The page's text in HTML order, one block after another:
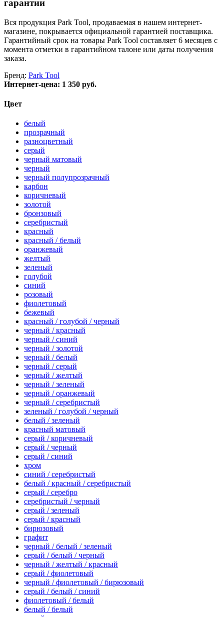
гарантии
Вся продукция Park Tool, продаваемая в нашем интернет-
магазине, покрывается официальной гарантией поставщика.
Гарантийный срок на товары Park Tool составляет 6 месяцев с
момента отметки в гарантийном талоне или даты получения
заказа.
Бренд: Park Tool
Интернет-цена: 1 350 руб.
Цвет
белый
прозрачный
разноцветный
серый
черный матовый
черный
черный полупрозрачный
карбон
коричневый
золотой
бронзовый
серебристый
красный
красный / белый
оранжевый
желтый
зеленый
голубой
синий
розовый
фиолетовый
бежевый
красный / голубой / черный
черный / красный
черный / синий
черный / золотой
черный / белый
черный / серый
черный / желтый
черный / зеленый
черный / оранжевый
черный / серебристый
зеленый / голубой / черный
белый / зеленый
красный матовый
серый / коричневый
серый / черный
серый / синий
хром
синий / серебристый
белый / красный / серебристый
серый / серебро
серебристый / черный
серый / зеленый
серый / красный
бирюзовый
графит
черный / белый / зеленый
серый / белый / черный
черный / желтый / красный
серый / фиолетовый
черный / фиолетовый / бирюзовый
серый / белый / синий
фиолетовый / белый
белый / белый